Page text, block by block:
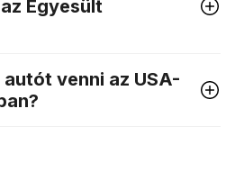
Egyesült
venni az USA-